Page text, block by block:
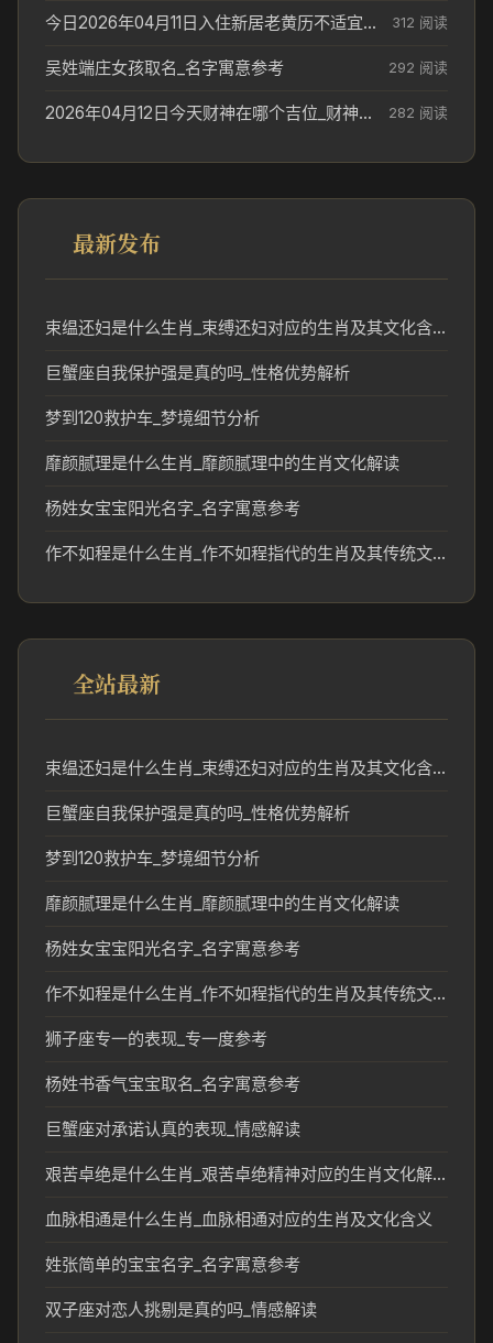
今日2026年04月11日入住新居老黄历不适宜吗_搬家择日参考 312 阅读
吴姓端庄女孩取名_名字寓意参考 292 阅读
2026年04月12日今天财神在哪个吉位_财神方位参考 282 阅读
最新发布
束缊还妇是什么生肖_束缚还妇对应的生肖及其文化含义解析
巨蟹座自我保护强是真的吗_性格优势解析
梦到120救护车_梦境细节分析
靡颜腻理是什么生肖_靡颜腻理中的生肖文化解读
杨姓女宝宝阳光名字_名字寓意参考
作不如程是什么生肖_作不如程指代的生肖及其传统文化解读
全站最新
束缊还妇是什么生肖_束缚还妇对应的生肖及其文化含义解析
巨蟹座自我保护强是真的吗_性格优势解析
梦到120救护车_梦境细节分析
靡颜腻理是什么生肖_靡颜腻理中的生肖文化解读
杨姓女宝宝阳光名字_名字寓意参考
作不如程是什么生肖_作不如程指代的生肖及其传统文化解读
狮子座专一的表现_专一度参考
杨姓书香气宝宝取名_名字寓意参考
巨蟹座对承诺认真的表现_情感解读
艰苦卓绝是什么生肖_艰苦卓绝精神对应的生肖文化解读
血脉相通是什么生肖_血脉相通对应的生肖及文化含义
姓张简单的宝宝名字_名字寓意参考
双子座对恋人挑剔是真的吗_情感解读